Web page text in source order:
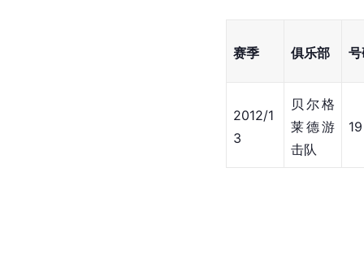
赛季 俱乐部
2012/1
3
贝尔格
莱德游
击队
19